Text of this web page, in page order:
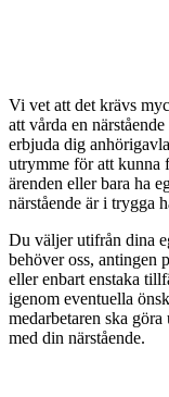
Vi vet att det krävs
att vårda en
erbjuda dig
utrymme för att kunna
ärenden eller bara ha
närstående är i trygga
Du väljer utifrån dina
behöver oss, antingen
eller enbart enstaka
igenom eventuella
medarbetaren ska
med din närstående.